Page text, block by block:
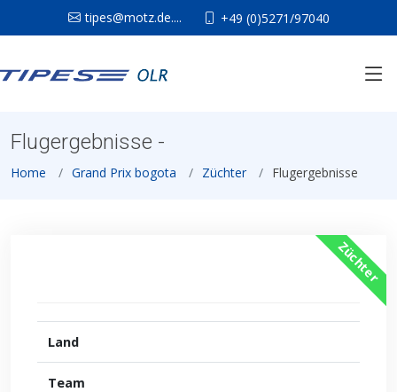
tipes@motz.de.... +49 (0)5271/97040
Flugergebnisse -
Home Grand Prix bogota Züchter Flugergebnisse
Züchter
Land
Team